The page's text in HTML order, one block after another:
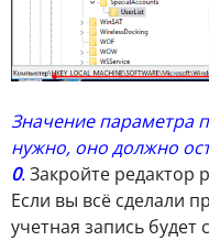
Значение параметра
нужно, оно должно
0.Закройте редактор
Если вы всё сделали
учетная запись будет